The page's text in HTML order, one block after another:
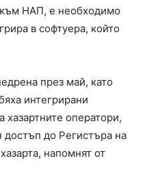
НАП, е необходимо
в софтуера, който
през май, като
интегрирани
оператори,
достъп до Регистъра на
напомнят от